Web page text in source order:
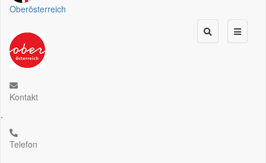
Oberösterreich
Kontakt
.
Telefon